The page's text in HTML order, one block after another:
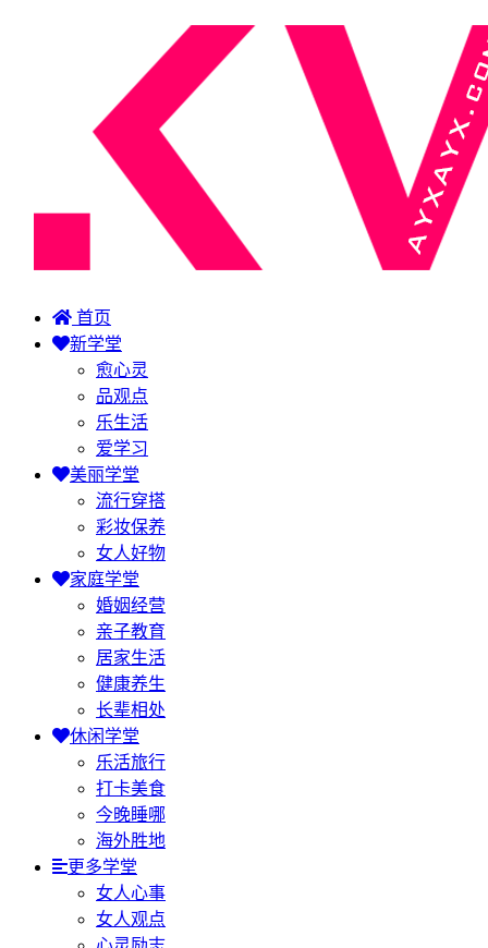
首页
新学堂
愈心灵
品观点
乐生活
爱学习
美丽学堂
流行穿搭
彩妆保养
女人好物
家庭学堂
婚姻经营
亲子教育
居家生活
健康养生
长辈相处
休闲学堂
乐活旅行
打卡美食
今晚睡哪
海外胜地
更多学堂
女人心事
女人观点